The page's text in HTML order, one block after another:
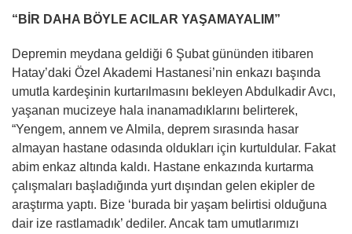
“BİR DAHA BÖYLE ACILAR YAŞAMAYALIM”
Depremin meydana geldiği 6 Şubat gününden itibaren
Hatay’daki Özel Akademi Hastanesi’nin enkazı başında
umutla kardeşinin kurtarılmasını bekleyen Abdulkadir Avcı,
yaşanan mucizeye hala inanamadıklarını belirterek,
“Yengem, annem ve Almila, deprem sırasında hasar
almayan hastane odasında oldukları için kurtuldular. Fakat
abim enkaz altında kaldı. Hastane enkazında kurtarma
çalışmaları başladığında yurt dışından gelen ekipler de
araştırma yaptı. Bize ‘burada bir yaşam belirtisi olduğuna
dair ize rastlamadık’ dediler. Ancak tam umutlarımızı